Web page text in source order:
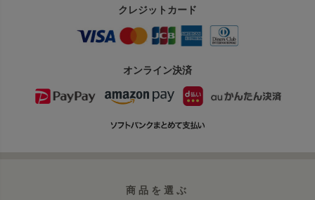
クレジットカード
オンライン決済
商品を選ぶ